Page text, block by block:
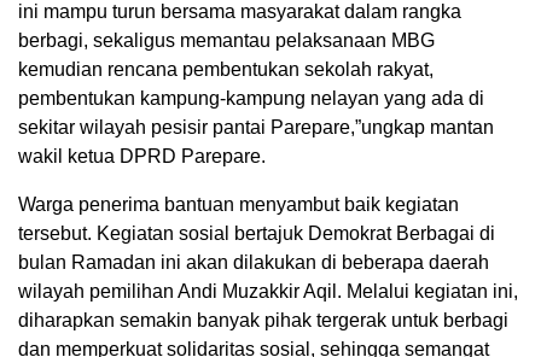
ini mampu turun bersama masyarakat dalam rangka
berbagi, sekaligus memantau pelaksanaan MBG
kemudian rencana pembentukan sekolah rakyat,
pembentukan kampung-kampung nelayan yang ada di
sekitar wilayah pesisir pantai Parepare,”ungkap mantan
wakil ketua DPRD Parepare.
Warga penerima bantuan menyambut baik kegiatan
tersebut. Kegiatan sosial bertajuk Demokrat Berbagai di
bulan Ramadan ini akan dilakukan di beberapa daerah
wilayah pemilihan Andi Muzakkir Aqil. Melalui kegiatan ini,
diharapkan semakin banyak pihak tergerak untuk berbagi
dan memperkuat solidaritas sosial, sehingga semangat